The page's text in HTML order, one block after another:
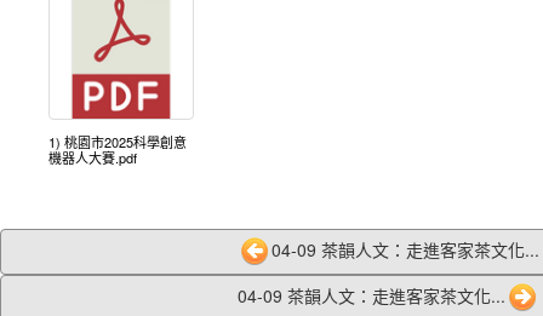
1) 桃園市2025科學創意
機器人大賽.pdf
04-09 茶韻人文：走進客家茶文化...
04-09 茶韻人文：走進客家茶文化...